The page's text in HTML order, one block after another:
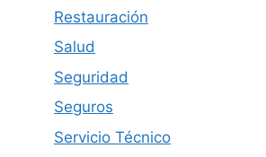
Restauración
Salud
Seguridad
Seguros
Servicio Técnico